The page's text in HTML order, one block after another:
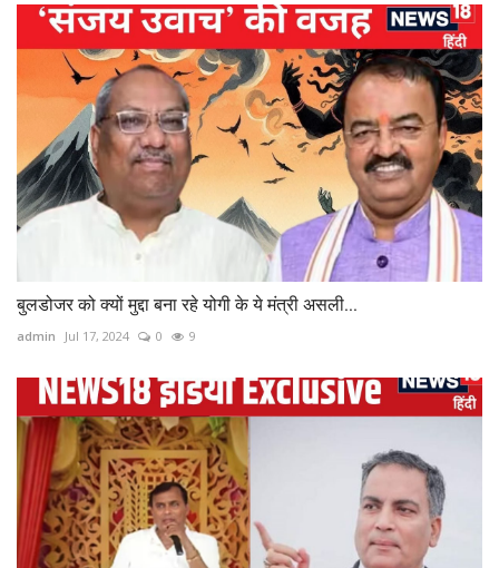
बुलडोजर को क्यों मुद्दा बना रहे योगी के ये मंत्री असली...
admin Jul 17, 2024 0 9